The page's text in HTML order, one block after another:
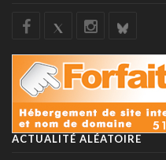
ACTUALITÉ ALÉATOIRE